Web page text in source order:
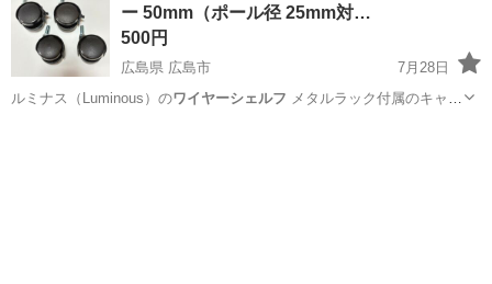
ー 50mm（ポール径 25mm対…
500円
広島県 広島市
7月28日
ルミナス（Luminous）のワイヤーシェルフ メタルラック付属のキャス